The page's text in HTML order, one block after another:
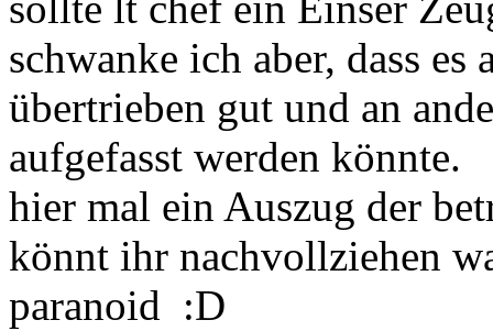
schwanke ich aber, dass
übertrieben gut und an
aufgefasst werden könnte.
hier mal ein Auszug der
könnt ihr nachvollziehen
paranoid :D